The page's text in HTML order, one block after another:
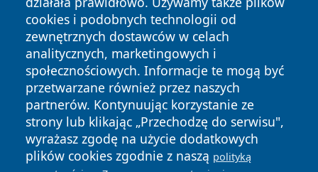
cookies i podobnych technologii od
zewnętrznych dostawców w celach
analitycznych, marketingowych i
społecznościowych. Informacje te mogą być
przetwarzane również przez naszych
partnerów. Kontynuując korzystanie ze
strony lub klikając „Przechodzę do serwisu",
wyrażasz zgodę na użycie dodatkowych
plików cookies zgodnie z naszą polityką
Copyright © 2026 portalzielonagora.pl Wszystkie prawa
zastrzeżone.
News Autorzy
Polityka
Prywatności
Polityka
Cookies